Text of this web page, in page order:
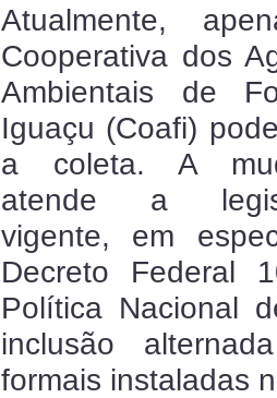
Atualmente,
Cooperativa dos
Ambientais de
Iguaçu (Coafi)
a coleta. A
atende a
vigente, em
Decreto Federal
Política Nacional
inclusão
formais instaladas